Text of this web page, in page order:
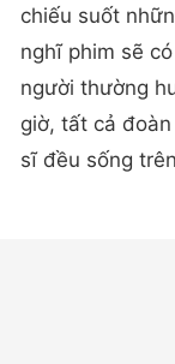
chiếu suốt
nghĩ phim sẽ
người thường
giờ, tất cả
sĩ đều sống